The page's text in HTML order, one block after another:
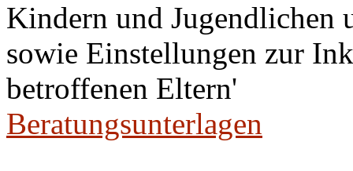
Kindern und
sowie Einstellungen zur
betroffenen Eltern'
Beratungsunterlagen